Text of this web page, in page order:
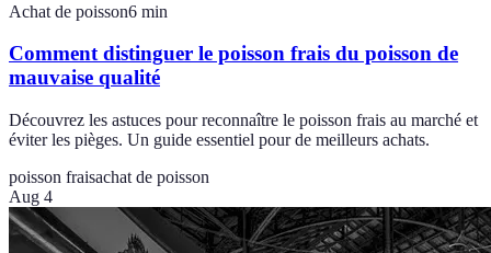
Achat de poisson6 min
Comment distinguer le poisson frais du poisson de
mauvaise qualité
Découvrez les astuces pour reconnaître le poisson frais au marché et
éviter les pièges. Un guide essentiel pour de meilleurs achats.
poisson fraisachat de poisson
Aug 4